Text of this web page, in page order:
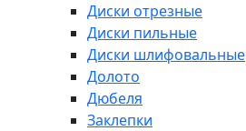
Диски отрезные
Диски пильные
Диски шлифовальные
Долото
Дюбеля
Заклепки